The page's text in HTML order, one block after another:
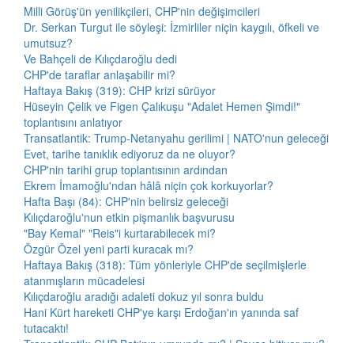
Milli Görüş'ün yenilikçileri, CHP'nin değişimcileri
Dr. Serkan Turgut ile söyleşi: İzmirliler niçin kaygılı, öfkeli ve
umutsuz?
Ve Bahçeli de Kılıçdaroğlu dedi
CHP'de taraflar anlaşabilir mi?
Haftaya Bakış (319): CHP krizi sürüyor
Hüseyin Çelik ve Figen Çalıkuşu "Adalet Hemen Şimdi!"
toplantısını anlatıyor
Transatlantik: Trump-Netanyahu gerilimi | NATO'nun geleceği
Evet, tarihe tanıklık ediyoruz da ne oluyor?
CHP'nin tarihi grup toplantısının ardından
Ekrem İmamoğlu'ndan hâlâ niçin çok korkuyorlar?
Hafta Başı (84): CHP'nin belirsiz geleceği
Kılıçdaroğlu'nun etkin pişmanlık başvurusu
"Bay Kemal" "Reis"i kurtarabilecek mi?
Özgür Özel yeni parti kuracak mı?
Haftaya Bakış (318): Tüm yönleriyle CHP'de seçilmişlerle
atanmışların mücadelesi
Kılıçdaroğlu aradığı adaleti dokuz yıl sonra buldu
Hani Kürt hareketi CHP'ye karşı Erdoğan'ın yanında saf
tutacaktı!